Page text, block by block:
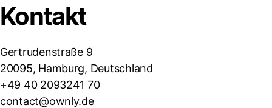
Kontakt
Gertrudenstraße 9
20095, Hamburg, Deutschland
+49 40 2093241 70
contact@ownly.de